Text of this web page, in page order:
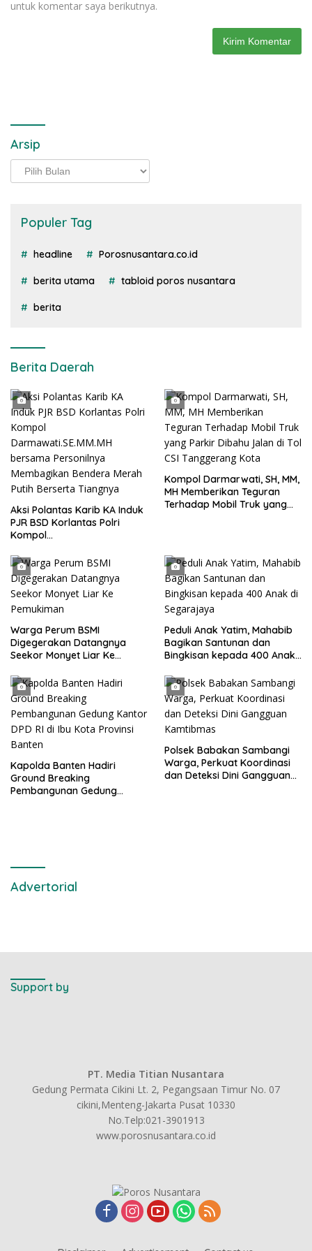
untuk komentar saya berikutnya.
Arsip
Arsip
Populer Tag
headline Porosnusantara.co.id
berita utama tabloid poros nusantara
berita
Berita Daerah
Aksi Polantas Karib KA Induk
PJR BSD Korlantas Polri
Kompol
bersama Personilnya
Membagikan Bendera Merah
Putih Berserta Tiangnya
Kompol Darmarwati, SH, MM,
MH Memberikan Teguran
Terhadap Mobil Truk yang
Warga Perum BSMI
Digegerakan Datangnya
Seekor Monyet Liar Ke
Peduli Anak Yatim, Mahabib
Bagikan Santunan dan
Bingkisan kepada 400 Anak
Kapolda Banten Hadiri
Ground Breaking
Pembangunan Gedung
Polsek Babakan Sambangi
Warga, Perkuat Koordinasi
dan Deteksi Dini Gangguan
Advertorial
Support by
PT. Media Titian Nusantara
Gedung Permata Cikini Lt. 2, Pegangsaan Timur No. 07
cikini,Menteng-Jakarta Pusat 10330
No.Telp:021-3901913
www.porosnusantara.co.id